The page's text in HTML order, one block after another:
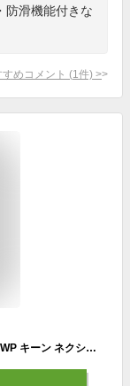
防滑機能付きな
めコメント (1 件) >
【月末月初セール開催！】 KEEN NXIS EVO MID WP キーン ネクシス エヴォ ミッド ウォータープルーフ レディース ハイキングシューズ ブラック 黒 カーキ ブルー 青 シューズ 靴 ブランド シンプル トレイルシューズ ハイキングミドルカット 1025911 1025912 1026682